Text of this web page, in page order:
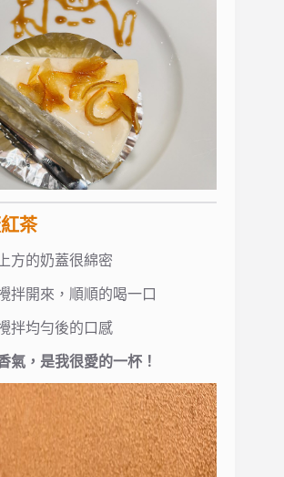
茶
方的奶蓋很綿密
拌開來，順順的喝一口
拌均勻後的口感
氣，是我很愛的一杯！